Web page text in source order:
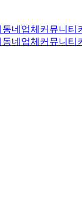
동네업체 커뮤니티
동네업체 커뮤니티